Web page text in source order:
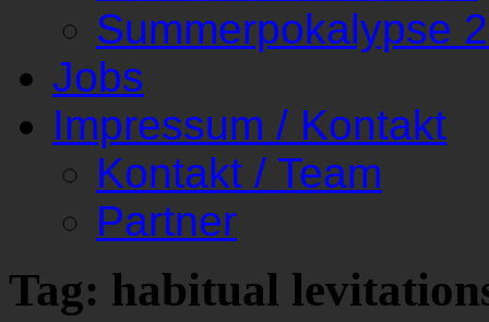
Summerpokalypse
Jobs
Impressum / Kontakt
Kontakt / Team
Partner
Tag: habitual